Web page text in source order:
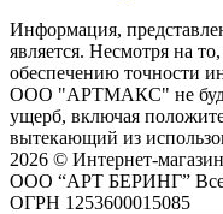
Информация,
является. Несмотря на
обеспечению точности
ООО "АРТМАКС" не будет
ущерб, включая
вытекающий из
2026 © Интернет-
ООО “АРТ БЕРИНГ” Все
ОГРН 1253600015085